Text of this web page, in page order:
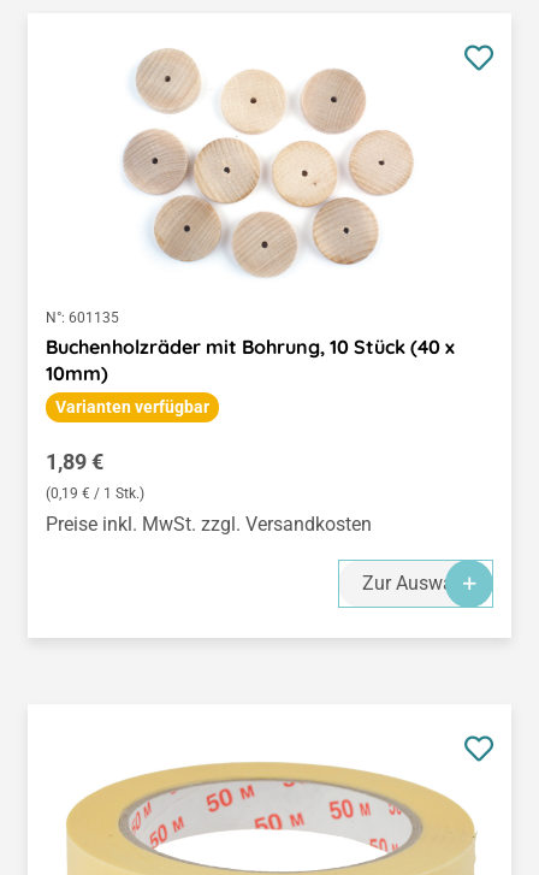
N°: 601135
Buchenholzräder mit Bohrung, 10 Stück (40 x
10mm)
Varianten verfügbar
Regulärer Preis:
1,89 €
(0,19 € / 1 Stk.)
Preise inkl. MwSt. zzgl. Versandkosten
Zur Auswahl